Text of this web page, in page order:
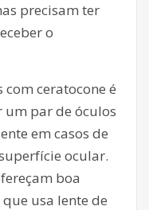
precisam ter
o
ceratocone é
um par de óculos
em casos de
ocular.
boa
usa lente de